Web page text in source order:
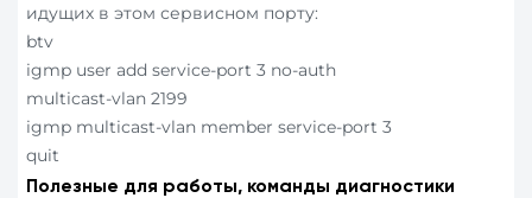
идущих в этом сервисном порту:
btv
igmp user add service-port 3 no-auth
multicast-vlan 2199
igmp multicast-vlan member service-port 3
quit
Полезные для работы, команды диагностики